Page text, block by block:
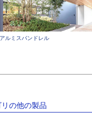
アルミスパンドレル
の他の製品